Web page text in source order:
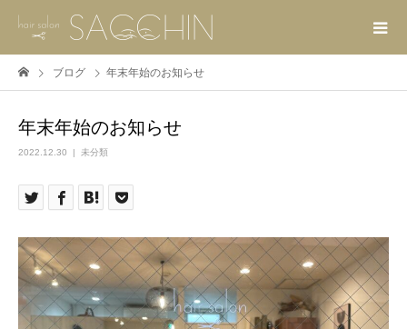
ブログ 年末年始のお知らせ
年末年始のお知らせ
2022.12.30 未分類